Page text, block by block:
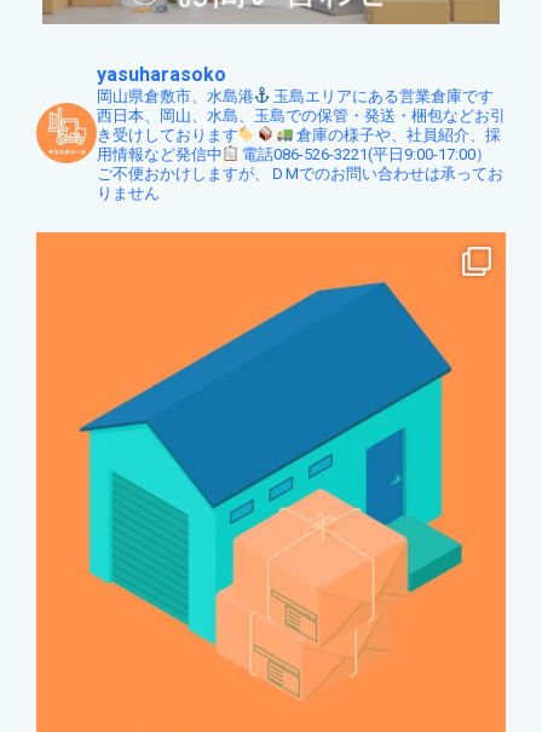
yasuharasoko
岡山県倉敷市、水島港
玉島エリアにある営業倉庫です
西日本、岡山、水島、玉島での保管・発送・梱包などお引
き受けしております
倉庫の様子や、社員紹介、採
用情報など発信中
電話086-526-3221(平日9:00-17:00）
ご不便おかけしますが、ＤMでのお問い合わせは承ってお
りません